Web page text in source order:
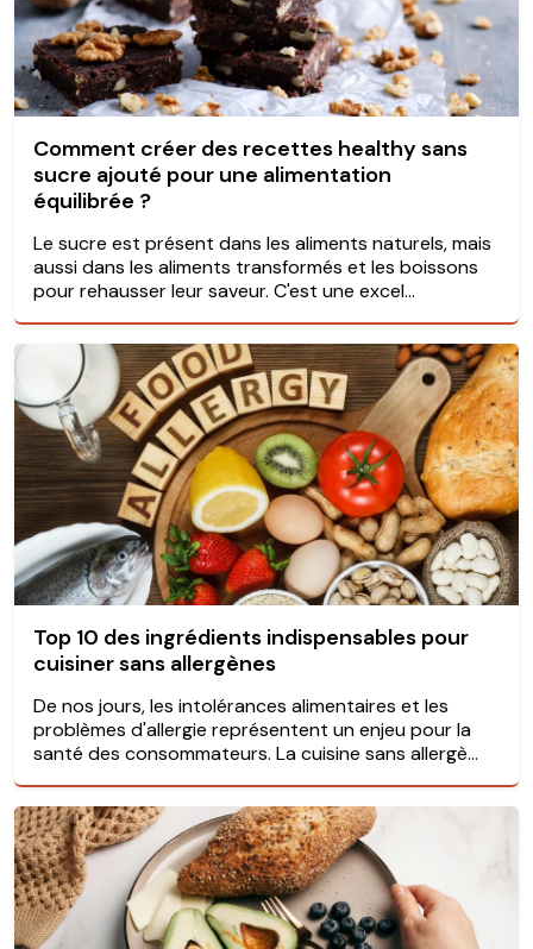
Comment créer des recettes healthy sans
sucre ajouté pour une alimentation
équilibrée ?
Le sucre est présent dans les aliments naturels, mais
aussi dans les aliments transformés et les boissons
pour rehausser leur saveur. C'est une excel...
Top 10 des ingrédients indispensables pour
cuisiner sans allergènes
De nos jours, les intolérances alimentaires et les
problèmes d'allergie représentent un enjeu pour la
santé des consommateurs. La cuisine sans allergè...